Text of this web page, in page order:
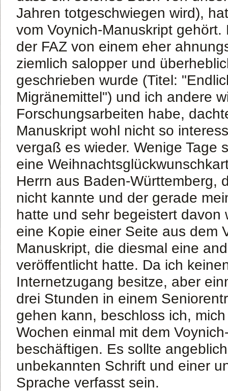
Jahren totgeschwiegen wird),
vom Voynich-Manuskript gehört.
der FAZ von einem eher
ziemlich salopper und
geschrieben wurde (Titel:
Migränemittel") und ich andere
Forschungsarbeiten habe,
Manuskript wohl nicht so
vergaß es wieder. Wenige Tage
eine
Herrn aus Baden-Württemberg,
nicht kannte und der gerade
hatte und sehr begeistert davon
eine Kopie einer Seite aus dem
Manuskript, die diesmal eine
veröffentlicht hatte. Da ich
Internetzugang besitze, aber
drei Stunden in einem
gehen kann, beschloss ich,
Wochen einmal mit dem
beschäftigen. Es sollte
unbekannten Schrift und einer
Sprache verfasst sein.